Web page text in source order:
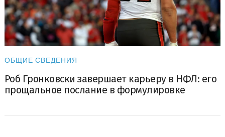
ОБЩИЕ СВЕДЕНИЯ
Роб Гронковски завершает карьеру в НФЛ: его
прощальное послание в формулировке